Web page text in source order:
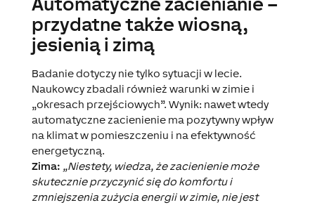
przydatne także wiosną,
jesienią i zimą
Badanie dotyczy nie tylko sytuacji w lecie.
Naukowcy zbadali również warunki w zimie i
„okresach przejściowych”. Wynik: nawet wtedy
automatyczne zacienienie ma pozytywny wpływ
na klimat w pomieszczeniu i na efektywność
energetyczną.
Zima: „Niestety, wiedza, że ​​zacienienie może
skutecznie przyczynić się do komfortu i
zmniejszenia zużycia energii w zimie, nie jest